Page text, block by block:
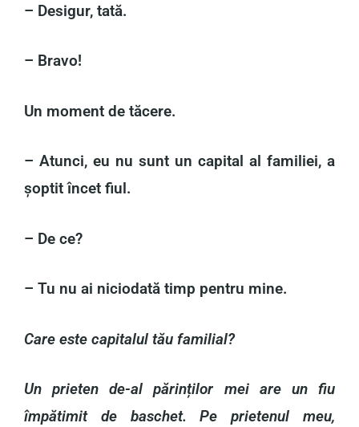
– Desigur, tată.
– Bravo!
Un moment de tăcere.
– Atunci, eu nu sunt un capital al familiei, a
șoptit încet fiul.
– De ce?
– Tu nu ai niciodată timp pentru mine.
Care este capitalul tău familial?
Un prieten de-al părinților mei are un fiu
împătimit de baschet. Pe prietenul meu,